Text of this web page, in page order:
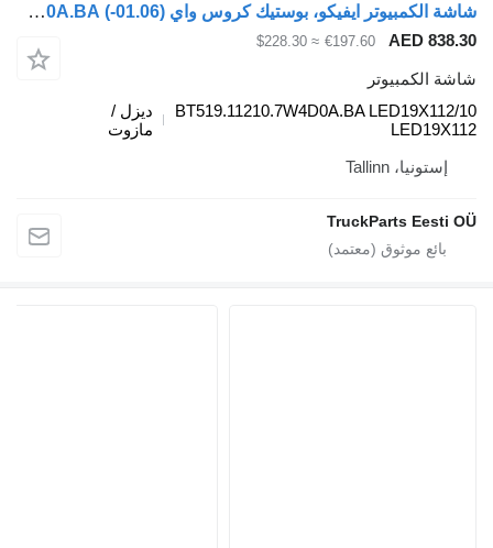
شاشة الكمبيوتر ايفيكو، بوستيك كروس واي (01.06-) BT519.11210.7W4D0A.BA لـ الباصات Irisbus Arway, Crossway, Crealis, Magelys, Proway, Daily Tourys (2006-)
€197.60
≈ $228.30
BT519.11210.7W4D0A.BA
ديزل /
TruckParts